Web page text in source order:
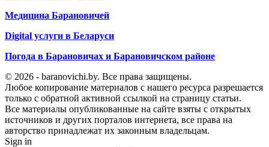
Медицина Барановичей
Digital услуги в Беларуси
Погода в Барановичах и Барановичском районе
© 2026 - baranovichi.by. Все права защищены.
Любое копирование материалов с нашего ресурса разрешается
только с обратной активной ссылкой на страницу статьи.
Все материалы опубликованные на сайте взяты с открытых
источников и других порталов интернета, все права на
авторство принадлежат их законным владельцам.
Sign in